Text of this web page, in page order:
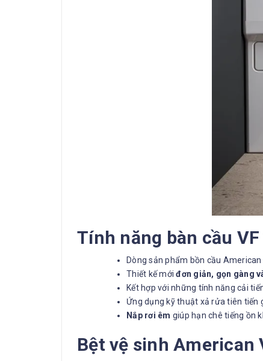
Tính năng bàn cầu VF
Dòng sản phẩm bồn cầu
Thiết kế mớiđơn giản, gọn gàng
Kết hợp với những tính năng cải
Ứng dụng kỹ thuật xả rửa tiên tiến
Nắp rơi êm giúp hạn chê tiếng ồn
Bệt vệ sinh American